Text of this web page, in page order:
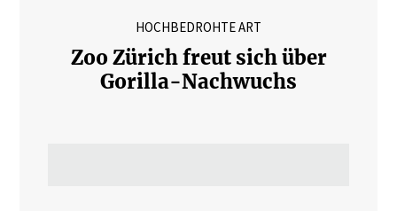
HOCHBEDROHTE ART
Zoo Zürich freut sich über
Gorilla-Nachwuchs